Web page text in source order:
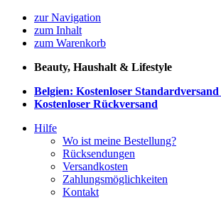
zur Navigation
zum Inhalt
zum Warenkorb
Beauty, Haushalt & Lifestyle
Belgien: Kostenloser Standardversand
Kostenloser Rückversand
Hilfe
Wo ist meine Bestellung?
Rücksendungen
Versandkosten
Zahlungsmöglichkeiten
Kontakt